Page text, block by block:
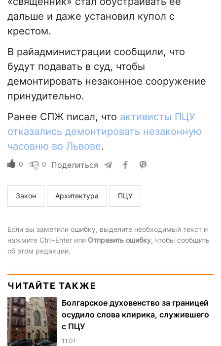
дальше и даже установил купол с
крестом.
В райадминистрации сообщили, что
будут подавать в суд, чтобы
демонтировать незаконное сооружение
принудительно.
Ранее СПЖ писал, что активисты ПЦУ
отказались демонтировать незаконную
часовню во Львове.
0 0 Поделиться
Закон Архитектура ПЦУ
Если вы заметили ошибку, выделите необходимый текст и
нажмите Ctrl+Enter или Отправить ошибку, чтобы сообщить
об этом редакции.
ЧИТАЙТЕ ТАКЖЕ
Болгарское духовенство за границей
осудило слова клирика, служившего
с ПЦУ
11:01